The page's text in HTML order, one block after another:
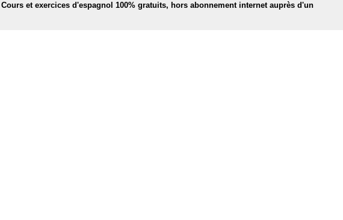
| Cours et exercices d'espagnol 100% gratuits, hors abonnement internet auprès d'un